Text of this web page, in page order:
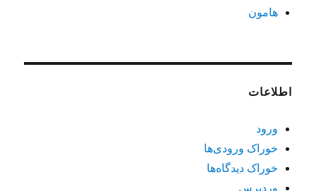
هامون
اطلاعات
ورود
خوراک ورودی‌ها
خوراک دیدگاه‌ها
وردپرس